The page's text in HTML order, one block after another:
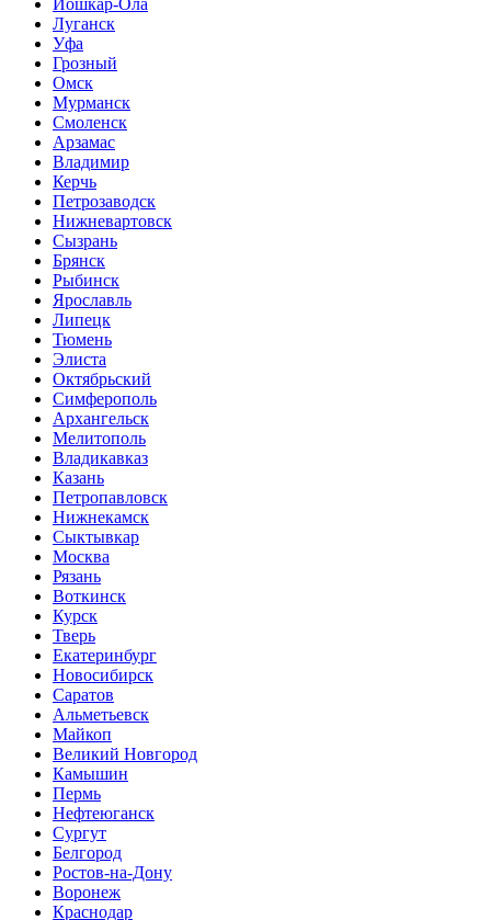
Йошкар-Ола
Луганск
Уфа
Грозный
Омск
Мурманск
Смоленск
Арзамас
Владимир
Керчь
Петрозаводск
Нижневартовск
Сызрань
Брянск
Рыбинск
Ярославль
Липецк
Тюмень
Элиста
Октябрьский
Симферополь
Архангельск
Мелитополь
Владикавказ
Казань
Петропавловск
Нижнекамск
Сыктывкар
Москва
Рязань
Воткинск
Курск
Тверь
Екатеринбург
Новосибирск
Саратов
Альметьевск
Майкоп
Великий Новгород
Камышин
Пермь
Нефтеюганск
Сургут
Белгород
Ростов-на-Дону
Воронеж
Краснодар